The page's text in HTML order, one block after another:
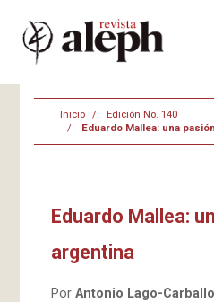
Inicio
Edición No. 140
Eduardo Mallea: una
Eduardo Mallea:
argentina
Por Antonio Lago-Carballo